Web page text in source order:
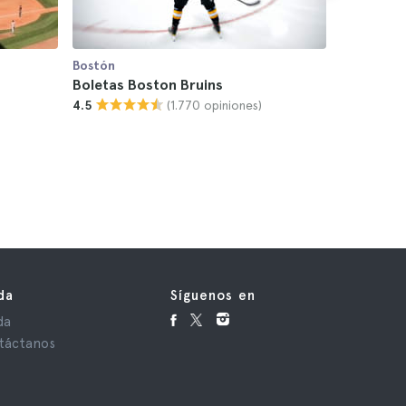
Bostón
Boletas Boston Bruins
4.5 (1.770 opiniones)
Síguenos en